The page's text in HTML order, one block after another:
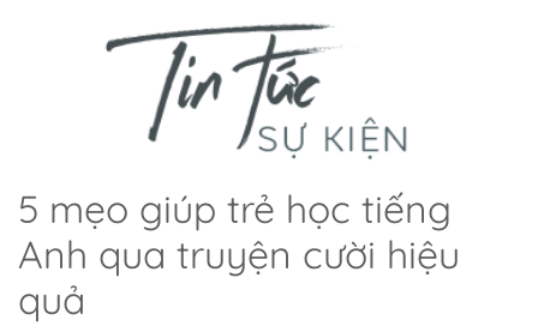
5 mẹo giúp trẻ học tiếng
Anh qua truyện cười hiệu
quả